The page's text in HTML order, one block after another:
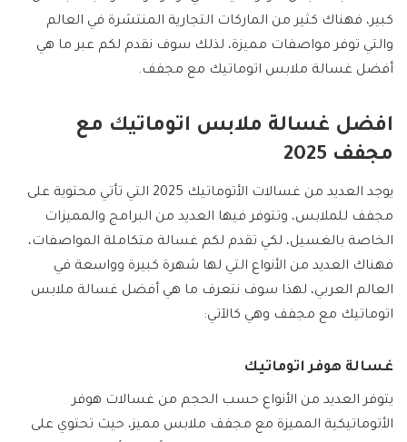
كبير، فهناك كثير من الماركات التجارية المنتشرة في العالم
والتي توفر مواصفات مميزة، لذلك سوف نقدم لكم عبر ما هي
أفضل غسالة ملابس اتوماتيك مع مجفف.
افضل غسالة ملابس اتوماتيك مع
مجفف 2025
يوجد العديد من غسالات الأتوماتيك 2025 التي تأتي محتوية على
مجفف للملابس، وتتوفر فيها العديد من البرامج والمميزات
الخاصة بالغسيل، لكي تقدم لكم غسالة متكاملة المواصفات،
فهناك العديد من الأنواع التي لها شهرة كبيرة وواسعة في
العالم العربي، لهذا سوف نتعرف ما هي أفضل غسالة ملابس
اتوماتيك مع مجفف وهي كالآتي:
غسالة هوفر اتوماتيك
يتوفر العديد من الأنواع حسب الحجم من غسالات هوفر
الأتوماتيكية المميزة مع مجفف ملابس مميز، حيث تحتوي على